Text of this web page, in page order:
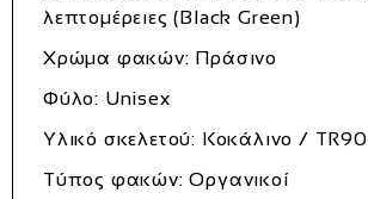
λεπτομέρειες (Black Green)
Χρώμα φακών: Πράσινο
Φύλο: Unisex
Υλικό σκελετού: Κοκάλινο / TR90
Τύπος φακών: Οργανικοί